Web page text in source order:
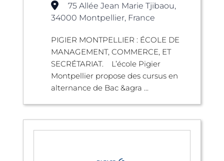
75 Allée Jean Marie Tjibaou,
34000 Montpellier, France
PIGIER MONTPELLIER : ÉCOLE DE
MANAGEMENT, COMMERCE, ET
SECRÉTARIAT. L’école Pigier
Montpellier propose des cursus en
alternance de Bac &agra ...